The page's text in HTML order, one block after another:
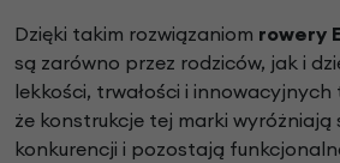
Dzięki takim rozwiązaniom rowery
są zarówno przez rodziców, jak i
lekkości, trwałości i
że konstrukcje tej marki wyróżniają
konkurencji i pozostają